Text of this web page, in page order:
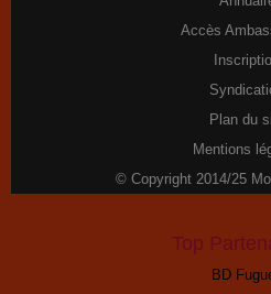
Accès
Plan du
Mentions
© Copyright 2014/25
BD